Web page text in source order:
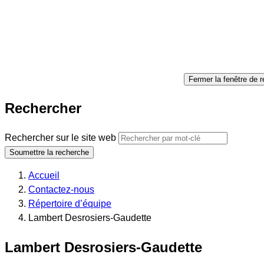
Fermer la fenêtre de
Rechercher
Rechercher sur le site web
Soumettre la recherche
Accueil
Contactez-nous
Répertoire d’équipe
Lambert Desrosiers-Gaudette
Lambert Desrosiers-Gaudette